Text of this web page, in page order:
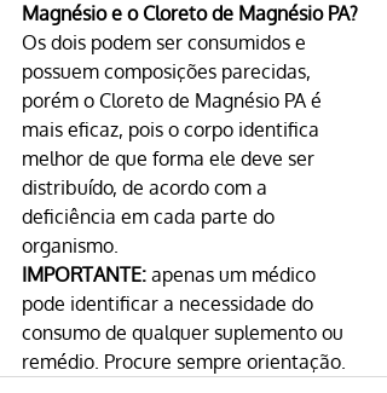
Magnésio e o Cloreto de Magnésio PA?
Os dois podem ser consumidos e
possuem composições parecidas,
porém o Cloreto de Magnésio PA é
mais eficaz, pois o corpo identifica
melhor de que forma ele deve ser
distribuído, de acordo com a
deficiência em cada parte do
organismo.
IMPORTANTE: apenas um médico
pode identificar a necessidade do
consumo de qualquer suplemento ou
remédio. Procure sempre orientação.